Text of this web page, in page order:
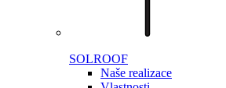
SOLROOF
Naše realizace